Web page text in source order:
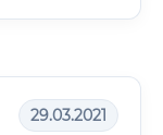
29.03.2021